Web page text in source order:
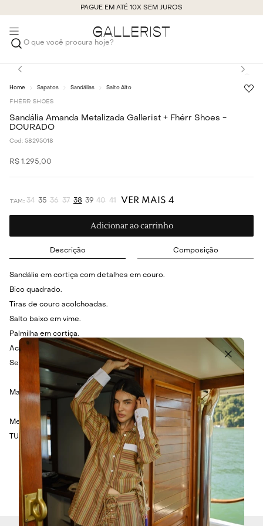
PAGUE EM ATÉ 10X SEM JUROS
O que você procura hoje?
Sapatos Sandálias Salto Alto
FHÉRR SHOES
Sandália Amanda Metalizada Gallerist + Fhérr Shoes -
DOURADO
Cod: 58295018
R$ 1 .295,00
34 35 36 37 38 39 40 41 VER MAIS 4
Adicionar ao carrinho
Descrição Composição
Sandália em cortiça com detalhes em couro.
Bico quadrado.
Tiras de couro acolchoadas.
Salto baixo em vime.
Palmilha em cortiça.
Acabamento em brilhante.
Sem fechamento.
Material: Couro, Cortiça.
Medidas aproximadas:
TU - Altura do salto: 8cm